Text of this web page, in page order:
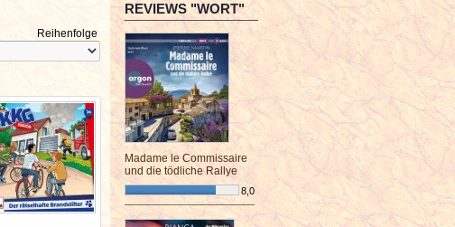
Reihenfolge
REVIEWS "WORT"
Madame le Commissaire
und die tödliche Rallye
8,0
¯¯¯¯¯¯¯¯¯¯¯¯¯¯¯¯¯¯¯¯¯¯¯¯